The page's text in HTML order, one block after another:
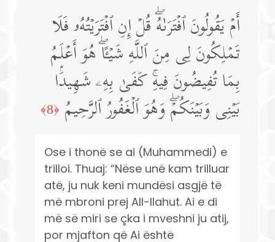
أَمۡ یَقُولُونَ ٱفۡتَرَىٰهُۖ قُلۡ إِنِ ٱفۡتَرَیۡتُهُۥ فَلَا
تَمۡلِكُونَ لِی مِنَ ٱللَّهِ شَیۡـًٔاۖ هُوَ أَعۡلَمُ
بِمَا تُفِیضُونَ فِیهِۚ كَفَىٰ بِهِۦ شَهِیدَۢا
بَیۡنِی وَبَیۡنَكُمۡۖ وَهُوَ ٱلۡغَفُورُ ٱلرَّحِیمُ ﴿8﴾
Ose i thonë se ai (Muhammedi) e
trilloi. Thuaj: “Nëse unë kam trilluar
atë, ju nuk keni mundësi asgjë të
më mbroni prej All-llahut. Ai e di
më së miri se çka i mveshni ju atij,
por mjafton që Ai është